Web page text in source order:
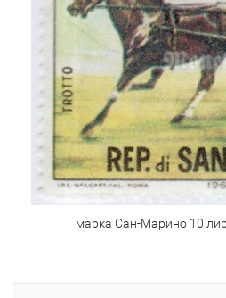
марка Сан-Марино 10